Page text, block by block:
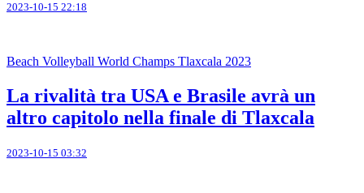
2023-10-15 22:18
Beach Volleyball World Champs Tlaxcala 2023
La rivalità tra USA e Brasile avrà un
altro capitolo nella finale di Tlaxcala
2023-10-15 03:32